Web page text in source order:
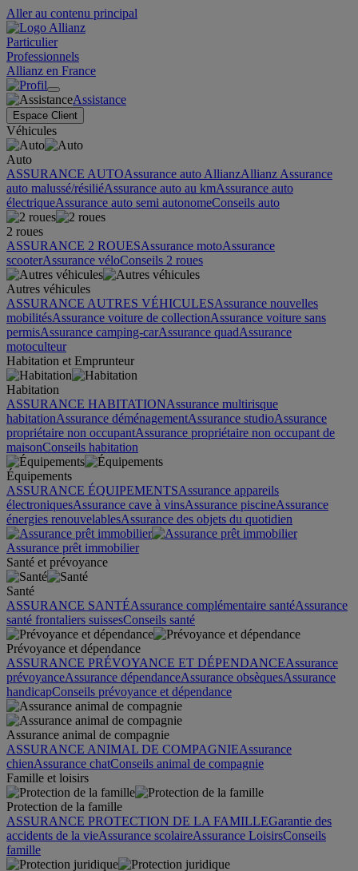
Aller au contenu principal
Particulier
Professionnels
Allianz en France
Assistance
Espace Client
Véhicules
Auto
ASSURANCE AUTOAssurance auto AllianzAllianz Assurance
auto malussé/résiliéAssurance auto au kmAssurance auto
électriqueAssurance auto semi autonomeConseils auto
2 roues
ASSURANCE 2 ROUESAssurance motoAssurance
scooterAssurance véloConseils 2 roues
Autres véhicules
ASSURANCE AUTRES VÉHICULESAssurance nouvelles
mobilitésAssurance voiture de collectionAssurance voiture sans
permisAssurance camping-carAssurance quadAssurance
motoculteur
Habitation et Emprunteur
Habitation
ASSURANCE HABITATIONAssurance multirisque
habitationAssurance déménagementAssurance studioAssurance
propriétaire non occupantAssurance propriétaire non occupant de
maisonConseils habitation
Équipements
ASSURANCE ÉQUIPEMENTSAssurance appareils
électroniquesAssurance cave à vinsAssurance piscineAssurance
énergies renouvelablesAssurance des objets du quotidien
Assurance prêt immobilier
Santé et prévoyance
Santé
ASSURANCE SANTÉAssurance complémentaire santéAssurance
santé frontaliers suissesConseils santé
Prévoyance et dépendance
ASSURANCE PRÉVOYANCE ET DÉPENDANCEAssurance
prévoyanceAssurance dépendanceAssurance obsèquesAssurance
handicapConseils prévoyance et dépendance
Assurance animal de compagnie
ASSURANCE ANIMAL DE COMPAGNIEAssurance
chienAssurance chatConseils animal de compagnie
Famille et loisirs
Protection de la famille
ASSURANCE PROTECTION DE LA FAMILLEGarantie des
accidents de la vieAssurance scolaireAssurance LoisirsConseils
famille